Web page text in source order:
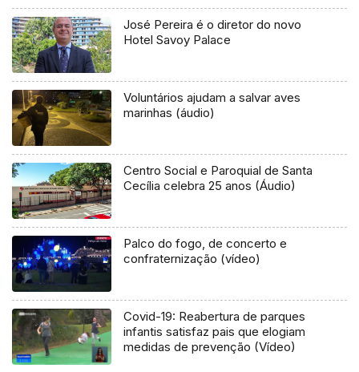
José Pereira é o diretor do novo
Hotel Savoy Palace
Voluntários ajudam a salvar aves
marinhas (áudio)
Centro Social e Paroquial de Santa
Cecília celebra 25 anos (Áudio)
Palco do fogo, de concerto e
confraternização (vídeo)
Covid-19: Reabertura de parques
infantis satisfaz pais que elogiam
medidas de prevenção (Vídeo)